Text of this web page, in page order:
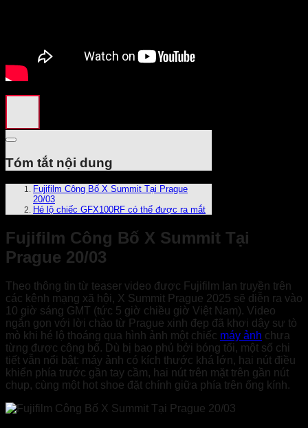
Tóm tắt nội dung
Fujifilm Công Bố X Summit Tại Prague
20/03
Hé lộ chiếc GFX100RF có thể được ra mắt
Fujifilm Công Bố X Summit Tại
Prague 20/03
Theo thông tin từ teaser video được Fujifilm lan truyền trên
các kênh mạng xã hội, X Summit Prague 2025 sẽ diễn ra vào
10 giờ sáng GMT (tức 5 giờ chiều giờ Việt Nam). Video
ngắn gọn với lời chào từ Prague xinh đẹp đã khơi dậy sự tò
mò khi hé lộ thoáng qua hình ảnh một chiếc máy ảnh chưa
từng được công bố. Dù bị bao phủ bởi bóng tối, một số chi
tiết vẫn nổi bật: máy ảnh có kích thước khá lớn, hai nút điều
khiển phía trước gần tay cầm, hai nút trên mặt trên gần nút
chụp, cùng một hot shoe đặt chính giữa phía trên ống kính.